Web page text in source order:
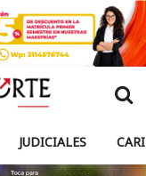
JUDICIALES